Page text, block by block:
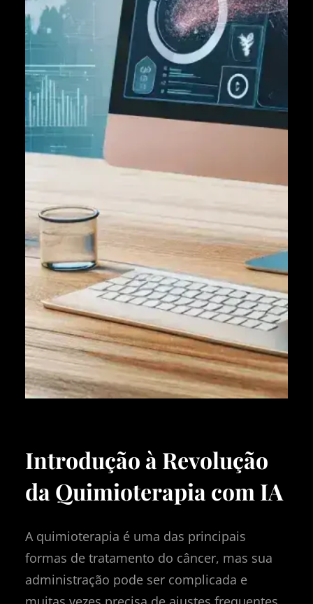
Introdução à Revolução
da Quimioterapia com IA
A quimioterapia é uma das principais
formas de tratamento do câncer, mas sua
administração pode ser complicada e